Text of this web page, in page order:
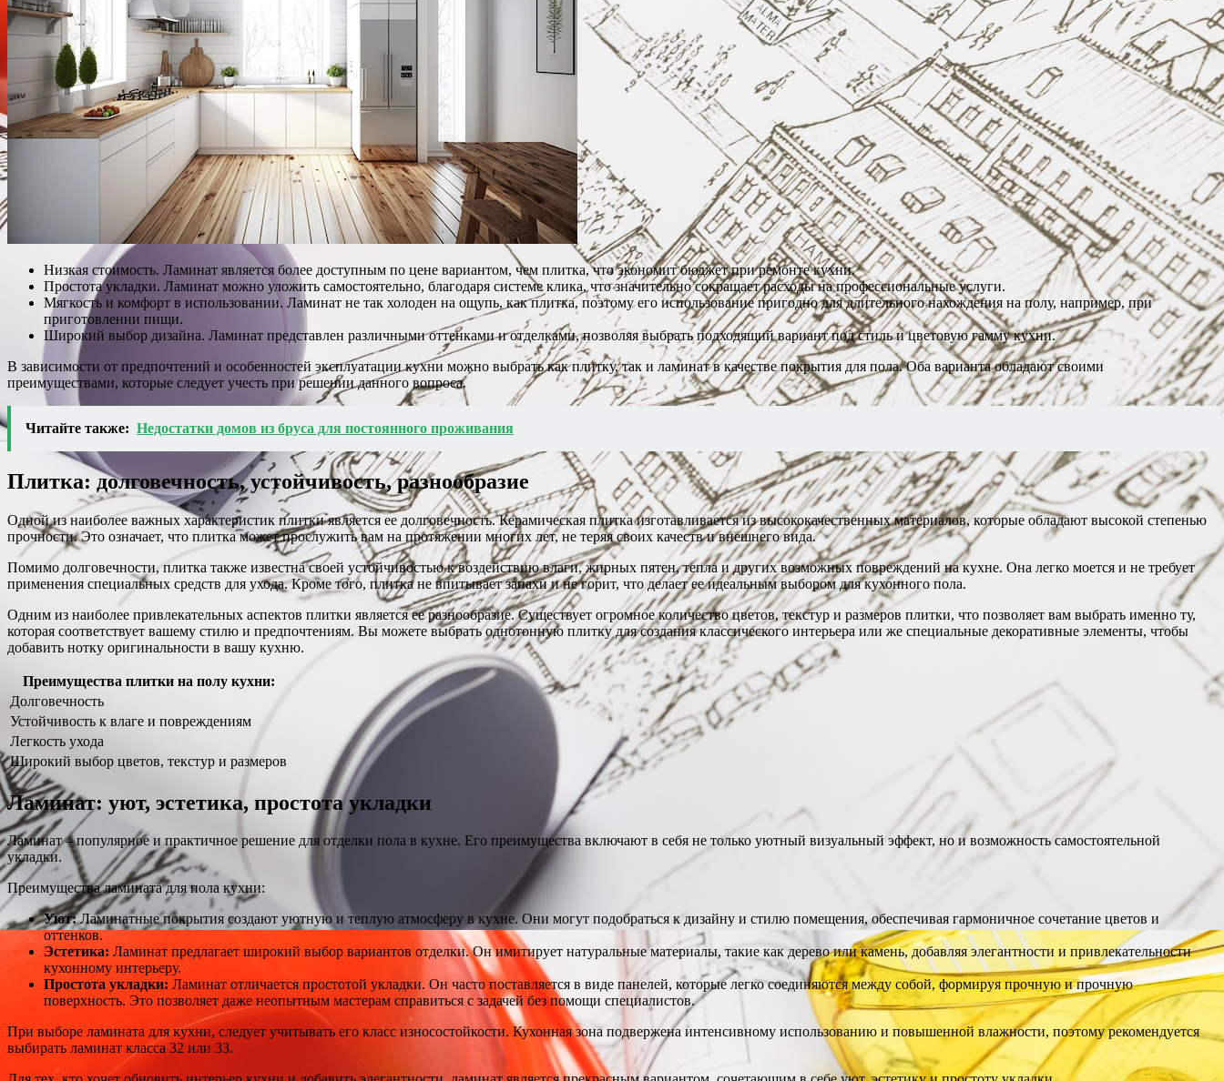
Низкая стоимость. Ламинат является более доступным по цене вариантом, чем плитка, что экономит бюджет при ремонте кухни.
Простота укладки. Ламинат можно уложить самостоятельно, благодаря системе клика, что значительно сокращает расходы на профессиональные услуги.
Мягкость и комфорт в использовании. Ламинат не так холоден на ощупь, как плитка, поэтому его использование пригодно для длительного нахождения на полу, например, при
приготовлении пищи.
Широкий выбор дизайна. Ламинат представлен различными оттенками и отделками, позволяя выбрать подходящий вариант под стиль и цветовую гамму кухни.
В зависимости от предпочтений и особенностей эксплуатации кухни можно выбрать как плитку, так и ламинат в качестве покрытия для пола. Оба варианта обладают своими
преимуществами, которые следует учесть при решении данного вопроса.
Читайте также: Недостатки домов из бруса для постоянного проживания
Плитка: долговечность, устойчивость, разнообразие
Одной из наиболее важных характеристик плитки является ее долговечность. Керамическая плитка изготавливается из высококачественных материалов, которые обладают высокой степенью
прочности. Это означает, что плитка может прослужить вам на протяжении многих лет, не теряя своих качеств и внешнего вида.
Помимо долговечности, плитка также известна своей устойчивостью к воздействию влаги, жирных пятен, тепла и других возможных повреждений на кухне. Она легко моется и не требует
применения специальных средств для ухода. Кроме того, плитка не впитывает запахи и не горит, что делает ее идеальным выбором для кухонного пола.
Одним из наиболее привлекательных аспектов плитки является ее разнообразие. Существует огромное количество цветов, текстур и размеров плитки, что позволяет вам выбрать именно ту,
которая соответствует вашему стилю и предпочтениям. Вы можете выбрать однотонную плитку для создания классического интерьера или же специальные декоративные элементы, чтобы
добавить нотку оригинальности в вашу кухню.
Преимущества плитки на полу кухни:
Долговечность
Устойчивость к влаге и повреждениям
Легкость ухода
Широкий выбор цветов, текстур и размеров
Ламинат: уют, эстетика, простота укладки
Ламинат – популярное и практичное решение для отделки пола в кухне. Его преимущества включают в себя не только уютный визуальный эффект, но и возможность самостоятельной
укладки.
Преимущества ламината для пола кухни:
Уют:Ламинатные покрытия создают уютную и теплую атмосферу в кухне. Они могут подобраться к дизайну и стилю помещения, обеспечивая гармоничное сочетание цветов и
оттенков.
Эстетика: Ламинат предлагает широкий выбор вариантов отделки. Он имитирует натуральные материалы, такие как дерево или камень, добавляя элегантности и привлекательности
кухонному интерьеру.
Простота укладки: Ламинат отличается простотой укладки. Он часто поставляется в виде панелей, которые легко соединяются между собой, формируя прочную и прочную
поверхность. Это позволяет даже неопытным мастерам справиться с задачей без помощи специалистов.
При выборе ламината для кухни, следует учитывать его класс износостойкости. Кухонная зона подвержена интенсивному использованию и повышенной влажности, поэтому рекомендуется
выбирать ламинат класса 32 или 33.